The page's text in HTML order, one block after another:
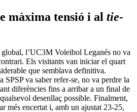
màxima tensió i al tie-
l’UC3M Voleibol Leganés no va
Els visitants van iniciar el quart
que semblava definitiva.
SPSP va saber refer-se, no va perdre la
diferències fins a arribar a un final de
desenllaç possible. Finalment,
més encertat i, amb un ajustat 23-25,